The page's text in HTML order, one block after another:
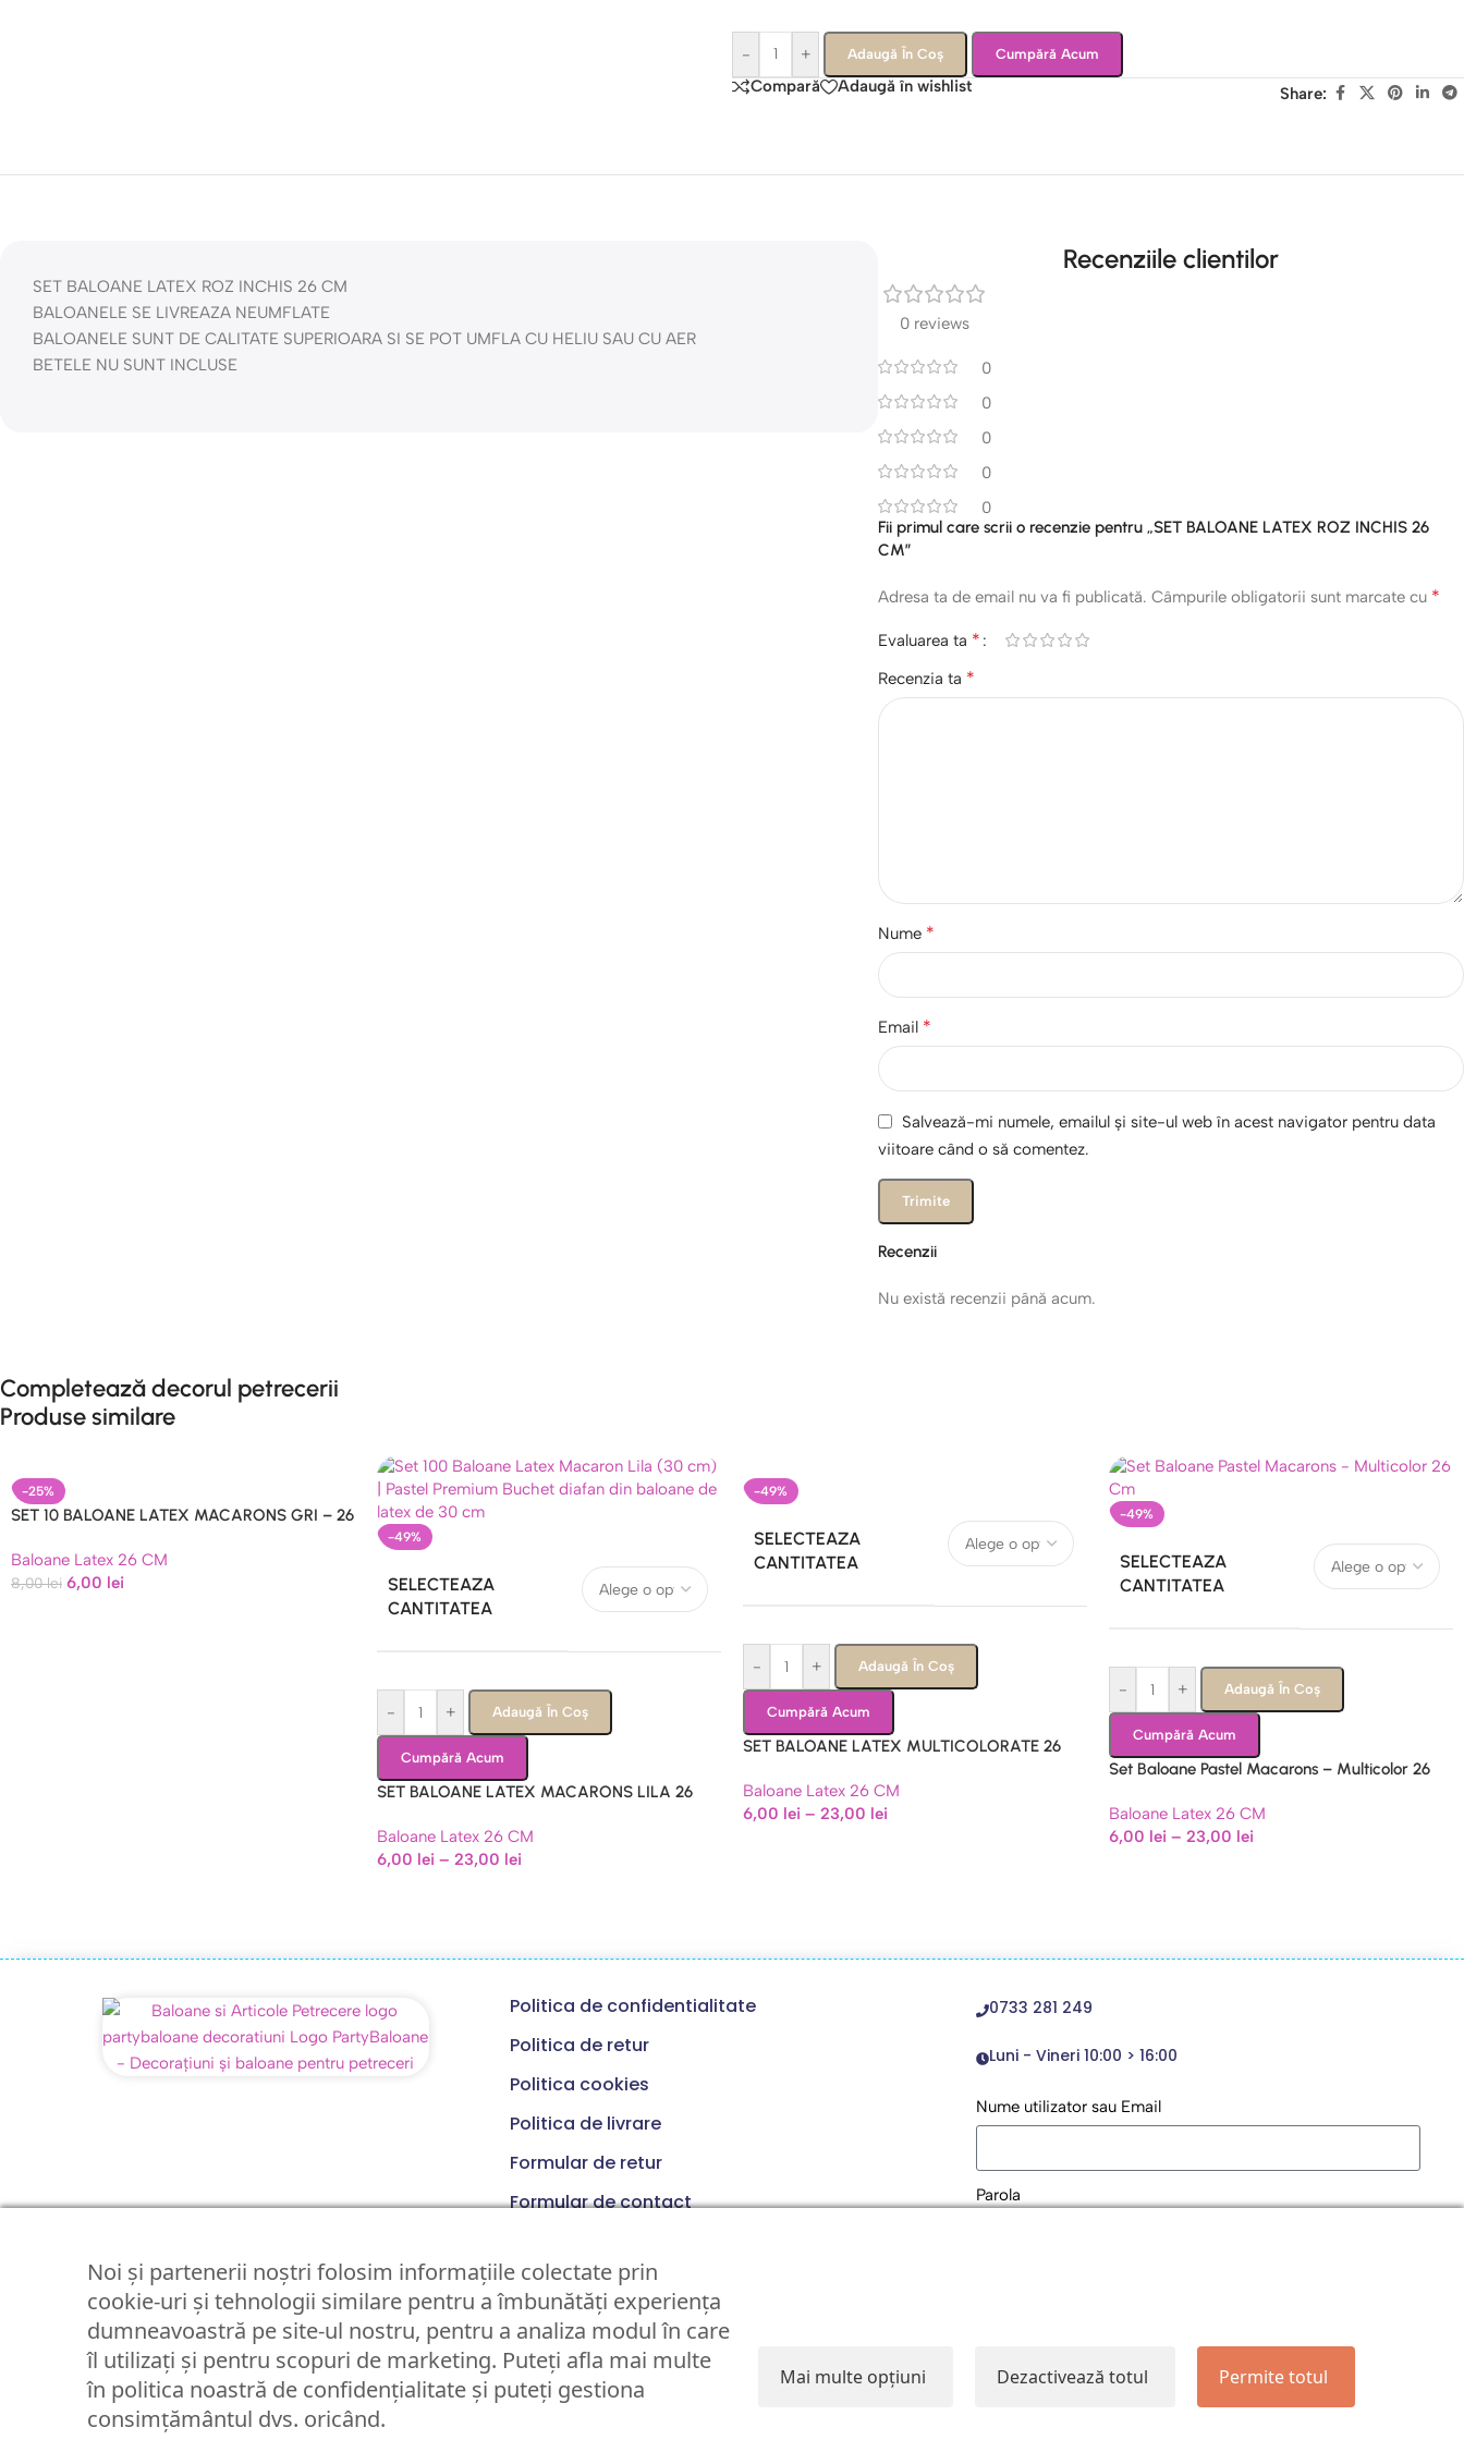
- + Adaugă În Coș Cumpără Acum
Compară Adaugă în wishlist Share:
SET BALOANE LATEX ROZ INCHIS 26 CM
BALOANELE SE LIVREAZA NEUMFLATE
BALOANELE SUNT DE CALITATE SUPERIOARA SI SE POT UMFLA CU HELIU SAU CU AER
BETELE NU SUNT INCLUSE
Recenziile clientilor
0 reviews
0
0
0
0
0
Recenzii
Nu există recenzii până acum.
Fii primul care scrii o recenzie pentru „SET BALOANE LATEX ROZ INCHIS 26
CM”
Adresa ta de email nu va fi publicată. Câmpurile obligatorii sunt marcate cu *
Evaluarea ta *
Recenzia ta *
Nume *
Email *
Salvează-mi numele, emailul și site-ul web în acest navigator pentru data
viitoare când o să comentez.
Completează decorul petrecerii
Produse similare
-25%
SET 10 BALOANE LATEX MACARONS GRI – 26
Baloane Latex 26 CM
8,00lei 6,00 lei
-49%
SELECTEAZA
CANTITATEA
- + Adaugă În Coș
Cumpără Acum
SET BALOANE LATEX MACARONS LILA 26
Baloane Latex 26 CM
6,00 lei – 23,00 lei
-49%
SELECTEAZA
CANTITATEA
- + Adaugă În Coș
Cumpără Acum
SET BALOANE LATEX MULTICOLORATE 26
Baloane Latex 26 CM
6,00 lei – 23,00 lei
-49%
SELECTEAZA
CANTITATEA
- + Adaugă În Coș
Cumpără Acum
Set Baloane Pastel Macarons – Multicolor 26
Baloane Latex 26 CM
6,00 lei – 23,00 lei
Politica de confidentialitate
Politica de retur
Politica cookies
Politica de livrare
Formular de retur
Formular de contact
0733 281 249
Luni - Vineri 10:00 > 16:00
Nume utilizator sau Email
Parola
Lost your password?
Noi și partenerii noștri folosim informațiile colectate prin
cookie-uri și tehnologii similare pentru a îmbunătăți experiența
dumneavoastră pe site-ul nostru, pentru a analiza modul în care
îl utilizați și pentru scopuri de marketing. Puteți afla mai multe
în politica noastră de confidențialitate și puteți gestiona
consimțământul dvs. oricând.
Mai multe opțiuni Dezactivează totul Permite totul